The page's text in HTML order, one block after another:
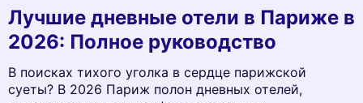
Лучшие дневные отели в Париже в
2026: Полное руководство
В поисках тихого уголка в сердце парижской
суеты? В 2026 Париж полон дневных отелей,